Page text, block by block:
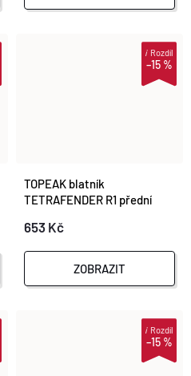
–15 %
iRozdíl
TOPEAK blatník
TETRAFENDER R1 přední
653 Kč
ZOBRAZIT
–15 %
iRozdíl